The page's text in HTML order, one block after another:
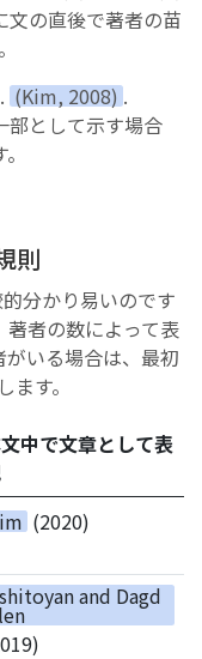
の直後で著者の苗
(Kim, 2008) .
部として示す場合
則
分かり易いのです
者の数によって表
いる場合は、最初
す。
中で文章として表
(2020)
and Dagd